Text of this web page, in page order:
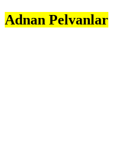
Adnan Pelvanlar